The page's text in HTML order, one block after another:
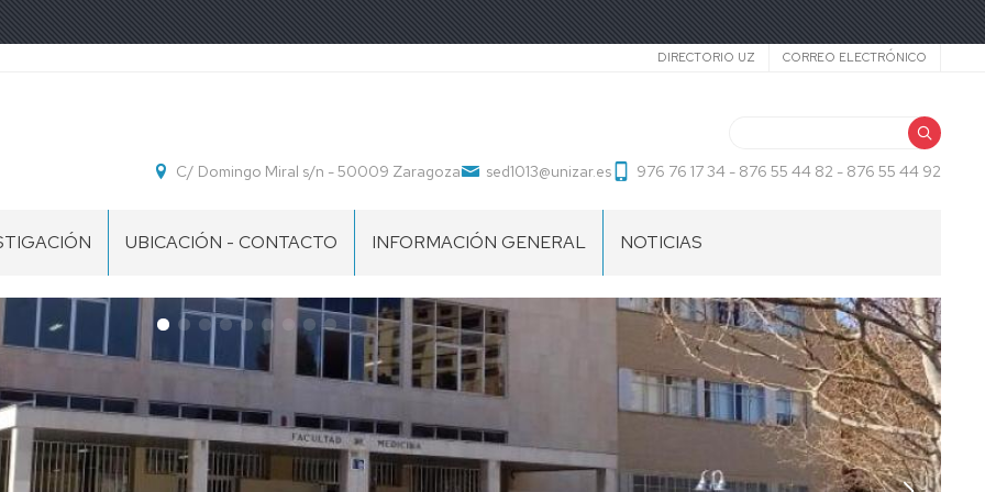
Secundario
DIRECTORIO UZ CORREO ELECTRÓNICO
C/ Domingo Miral s/n - 50009 Zaragoza sed1013@unizar.es 976 76 17 34 - 876 55 44 82 - 876 55 44 92
UBICACIÓN - CONTACTO INFORMACIÓN GENERAL
ESTUDIANTES
IMPRESOS
PDI
PROFESOR
COLABORADOR
DOCENTE
EXTRAORDINARIO.
CURSO
2026-
27
NOTICIAS